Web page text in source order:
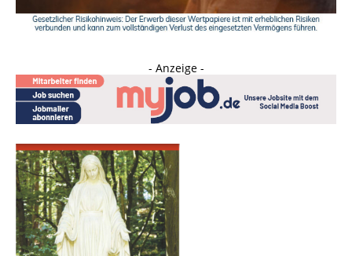
- Anzeige -